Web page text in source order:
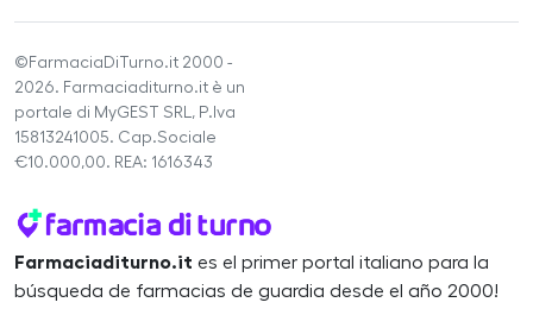
©FarmaciaDiTurno.it 2000 -
2026. Farmaciaditurno.it è un
portale di MyGEST SRL, P.Iva
15813241005. Cap.Sociale
€10.000,00. REA: 1616343
Farmaciaditurno.it es el primer portal italiano para la
búsqueda de farmacias de guardia desde el año 2000!